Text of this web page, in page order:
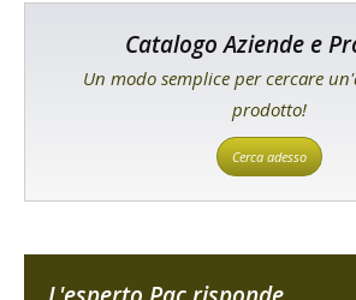
Catalogo Aziende e
Un modo semplice per cercare
prodotto!
Cerca adesso